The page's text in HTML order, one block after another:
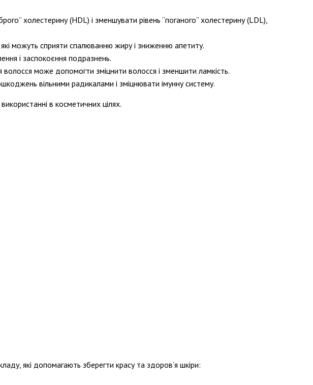
холестерину (HDL) і зменшувати рівень “поганого” холестерину (LDL),
які можуть сприяти спалюванню жиру і зниженню апетиту.
і заспокоєння подразнень.
може допомогти зміцнити волосся і зменшити ламкість.
вільними радикалами і зміцнювати імунну систему.
в косметичних цілях.
які допомагають зберегти красу та здоров’я шкіри: